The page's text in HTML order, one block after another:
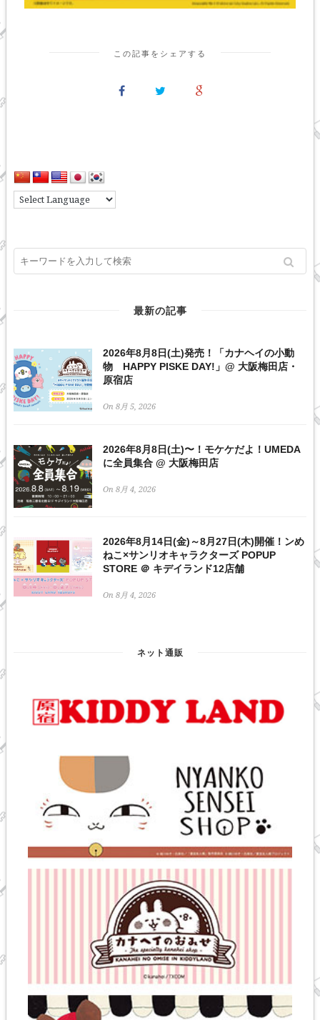
この記事をシェアする
最新の記事
2026年8月8日(土)発売！「カナヘイの小動
物 HAPPY PISKE DAY!」@ 大阪梅田店・
原宿店
On 8月 5, 2026
2026年8月8日(土)〜！モケケだよ！UMEDA
に全員集合 @ 大阪梅田店
On 8月 4, 2026
2026年8月14日(金)～8月27日(木)開催！ンめ
ねこ×サンリオキャラクターズ POPUP
STORE ＠ キデイランド12店舗
On 8月 4, 2026
ネット通販